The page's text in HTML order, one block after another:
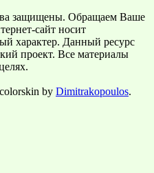
защищены. Обращаем Ваше
сайт носит
характер. Данный ресурс
проект. Все материалы
by Dimitrakopoulos.